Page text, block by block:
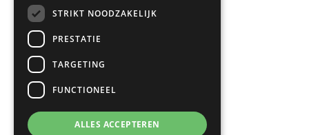
STRIKT NOODZAKELIJK
PRESTATIE
TARGETING
FUNCTIONEEL
ALLES ACCEPTEREN